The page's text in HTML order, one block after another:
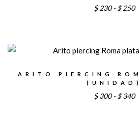
$ 230 - $ 250
ARITO PIERCING
(UNIDAD)
$ 300 - $ 340